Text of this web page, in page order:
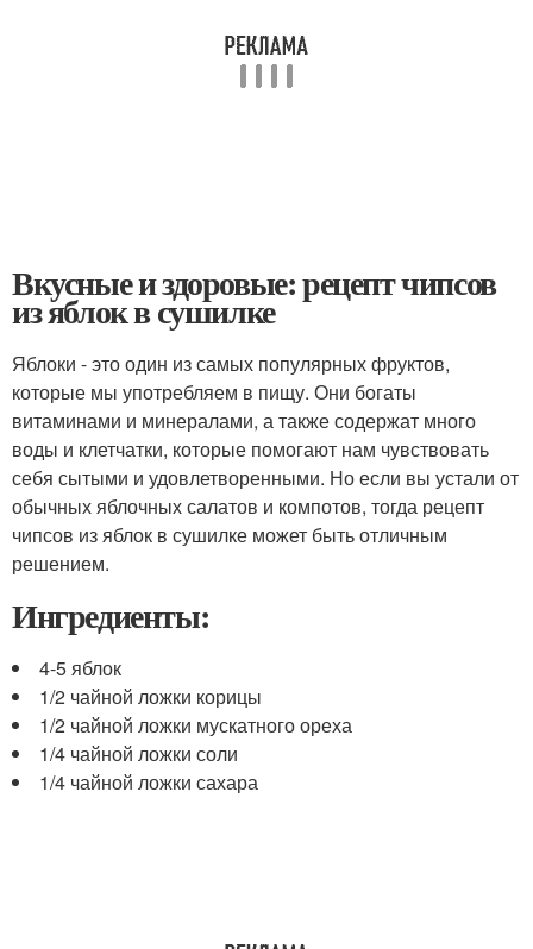
Вкусные и здоровые: рецепт чипсов
из яблок в сушилке
Яблоки - это один из самых популярных фруктов,
которые мы употребляем в пищу. Они богаты
витаминами и минералами, а также содержат много
воды и клетчатки, которые помогают нам чувствовать
себя сытыми и удовлетворенными. Но если вы устали от
обычных яблочных салатов и компотов, тогда рецепт
чипсов из яблок в сушилке может быть отличным
решением.
Ингредиенты:
4-5 яблок
1/2 чайной ложки корицы
1/2 чайной ложки мускатного ореха
1/4 чайной ложки соли
1/4 чайной ложки сахара